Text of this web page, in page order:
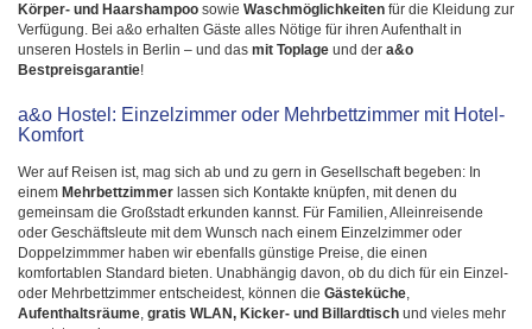
Körper- und Haarshampoo sowie Waschmöglichkeiten für die Kleidung zur
Verfügung. Bei a&o erhalten Gäste alles Nötige für ihren Aufenthalt in
unseren Hostels in Berlin – und das mit Toplage und der a&o
Bestpreisgarantie!
a&o Hostel: Einzelzimmer oder Mehrbettzimmer mit Hotel-
Komfort
Wer auf Reisen ist, mag sich ab und zu gern in Gesellschaft begeben: In
einem Mehrbettzimmer lassen sich Kontakte knüpfen, mit denen du
gemeinsam die Großstadt erkunden kannst. Für Familien, Alleinreisende
oder Geschäftsleute mit dem Wunsch nach einem Einzelzimmer oder
Doppelzimmmer haben wir ebenfalls günstige Preise, die einen
komfortablen Standard bieten. Unabhängig davon, ob du dich für ein Einzel-
oder Mehrbettzimmer entscheidest, können die Gästeküche,
Aufenthaltsräume, gratis WLAN, Kicker- und Billardtisch und vieles mehr